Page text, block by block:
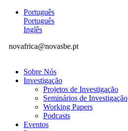
Português
Português
Inglês
novafrica@novasbe.pt
Sobre Nós
Investigação
Projetos de Investigação
Seminários de Investigação
Working Papers
Podcasts
Eventos